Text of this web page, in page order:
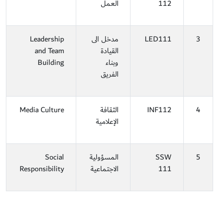
112
العمل
3
LED111
مدخل الى
القيادة
وبناء
الفريق
Leadership
and Team
Building
4
INF112
الثقافة
الإعلامية
Media Culture
5
SSW
111
المسؤولية
الاجتماعية
Social
Responsibility